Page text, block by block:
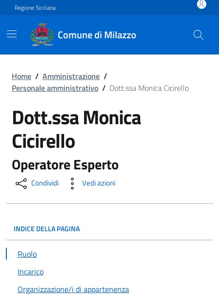
Vai ai contenuti
Vai al footer
Regione Siciliana
Comune di Milazzo
Dott.ssa Monica Cicirello
Home / Amministrazione /
Personale amministrativo / Dott.ssa Monica Cicirello
Dott.ssa Monica
Cicirello
Operatore Esperto
Condividi Vedi azioni
INDICE DELLA PAGINA
Ruolo
Incarico
Organizzazione/i di appartenenza